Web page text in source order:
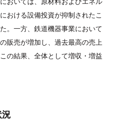
おける設備投資が抑制されたこ
。一方、鉄道機器事業において
販売が増加し、過去最高の売上
の結果、全体として増収・増益
況